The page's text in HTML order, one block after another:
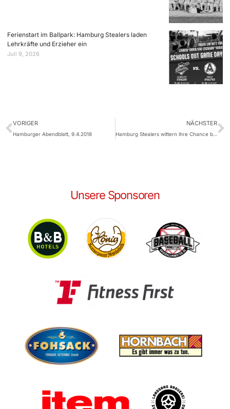
Ferienstart im Ballpark: Hamburg Stealers laden
Lehrkräfte und Erzieher ein
Juli 9, 2026
VORIGER
Hamburger Abendblatt, 9.4.2018
NÄCHSTER
Hamburg Stealers wittern ihre Chance beim Favoriten Bonn Capitals
Unsere Sponsoren